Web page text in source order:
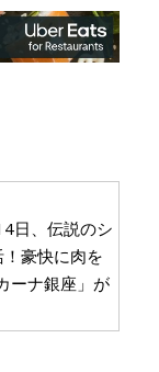
日、伝説のシ
豪快に肉を
ーナ銀座」が